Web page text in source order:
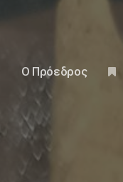
Ο Πρόεδρος